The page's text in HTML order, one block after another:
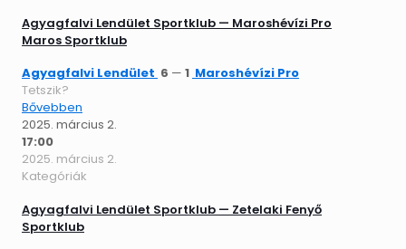
Agyagfalvi Lendület Sportklub — Maroshévízi Pro
Maros Sportklub
Agyagfalvi Lendület 6 — 1 Maroshévízi Pro
Tetszik?
Bővebben
2025. március 2.
17:00
2025. március 2.
Kategóriák
Agyagfalvi Lendület Sportklub — Zetelaki Fenyő
Sportklub